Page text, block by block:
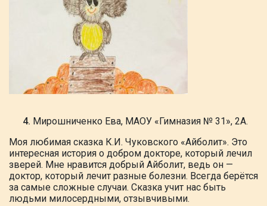
Мирошниченко Ева, МАОУ «Гимназия № 31», 2А.
Моя любимая сказка К.И. Чуковского «Айболит». Это
интересная история о добром докторе, который лечил
зверей. Мне нравится добрый Айболит, ведь он —
доктор, который лечит разные болезни. Всегда берётся
за самые сложные случаи. Сказка учит нас быть
людьми милосердными, отзывчивыми.